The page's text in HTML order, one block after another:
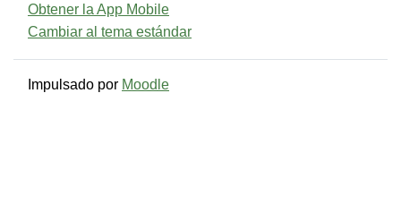
Obtener la App Mobile
Cambiar al tema estándar
Impulsado por Moodle